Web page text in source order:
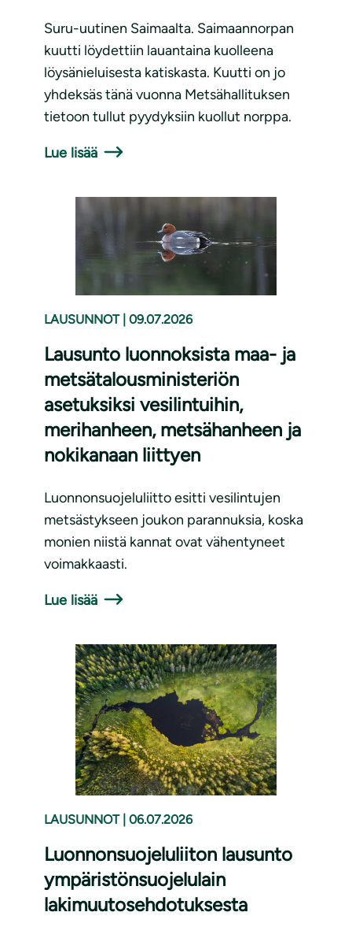
Suru-uutinen Saimaalta. Saimaannorpan
kuutti löydettiin lauantaina kuolleena
löysänieluisesta katiskasta. Kuutti on jo
yhdeksäs tänä vuonna Metsähallituksen
tietoon tullut pyydyksiin kuollut norppa.
Lue lisää
LAUSUNNOT 09.07.2026
Lausunto luonnoksista maa- ja
metsätalousministeriön
asetuksiksi vesilintuihin,
merihanheen, metsähanheen ja
nokikanaan liittyen
Luonnonsuojeluliitto esitti vesilintujen
metsästykseen joukon parannuksia, koska
monien niistä kannat ovat vähentyneet
voimakkaasti.
Lue lisää
LAUSUNNOT 06.07.2026
Luonnonsuojeluliiton lausunto
ympäristönsuojelulain
lakimuutosehdotuksesta